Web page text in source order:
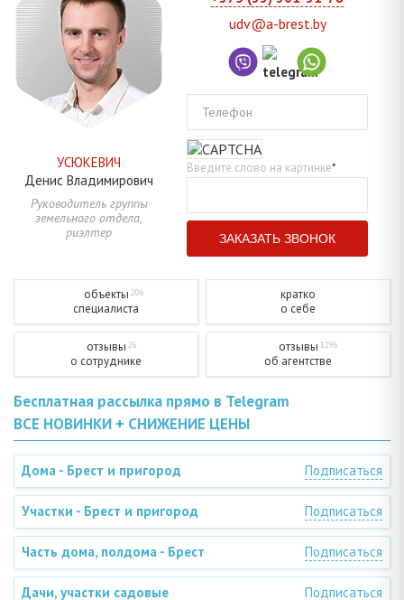
УСЮКЕВИЧ
Денис Владимирович
Руководитель группы
земельного отдела,
риэлтер
udv@a-brest.by
Телефон
Введите слово на картинке*
объекты 206
специалиста
кратко
о себе
отзывы 26
о сотруднике
отзывы 1296
об агентстве
Бесплатная рассылка прямо в Telegram
ВСЕ НОВИНКИ + СНИЖЕНИЕ ЦЕНЫ
Дома - Брест и пригород Подписаться
Участки - Брест и пригород Подписаться
Часть дома, полдома - Брест Подписаться
Дачи, участки садовые Подписаться